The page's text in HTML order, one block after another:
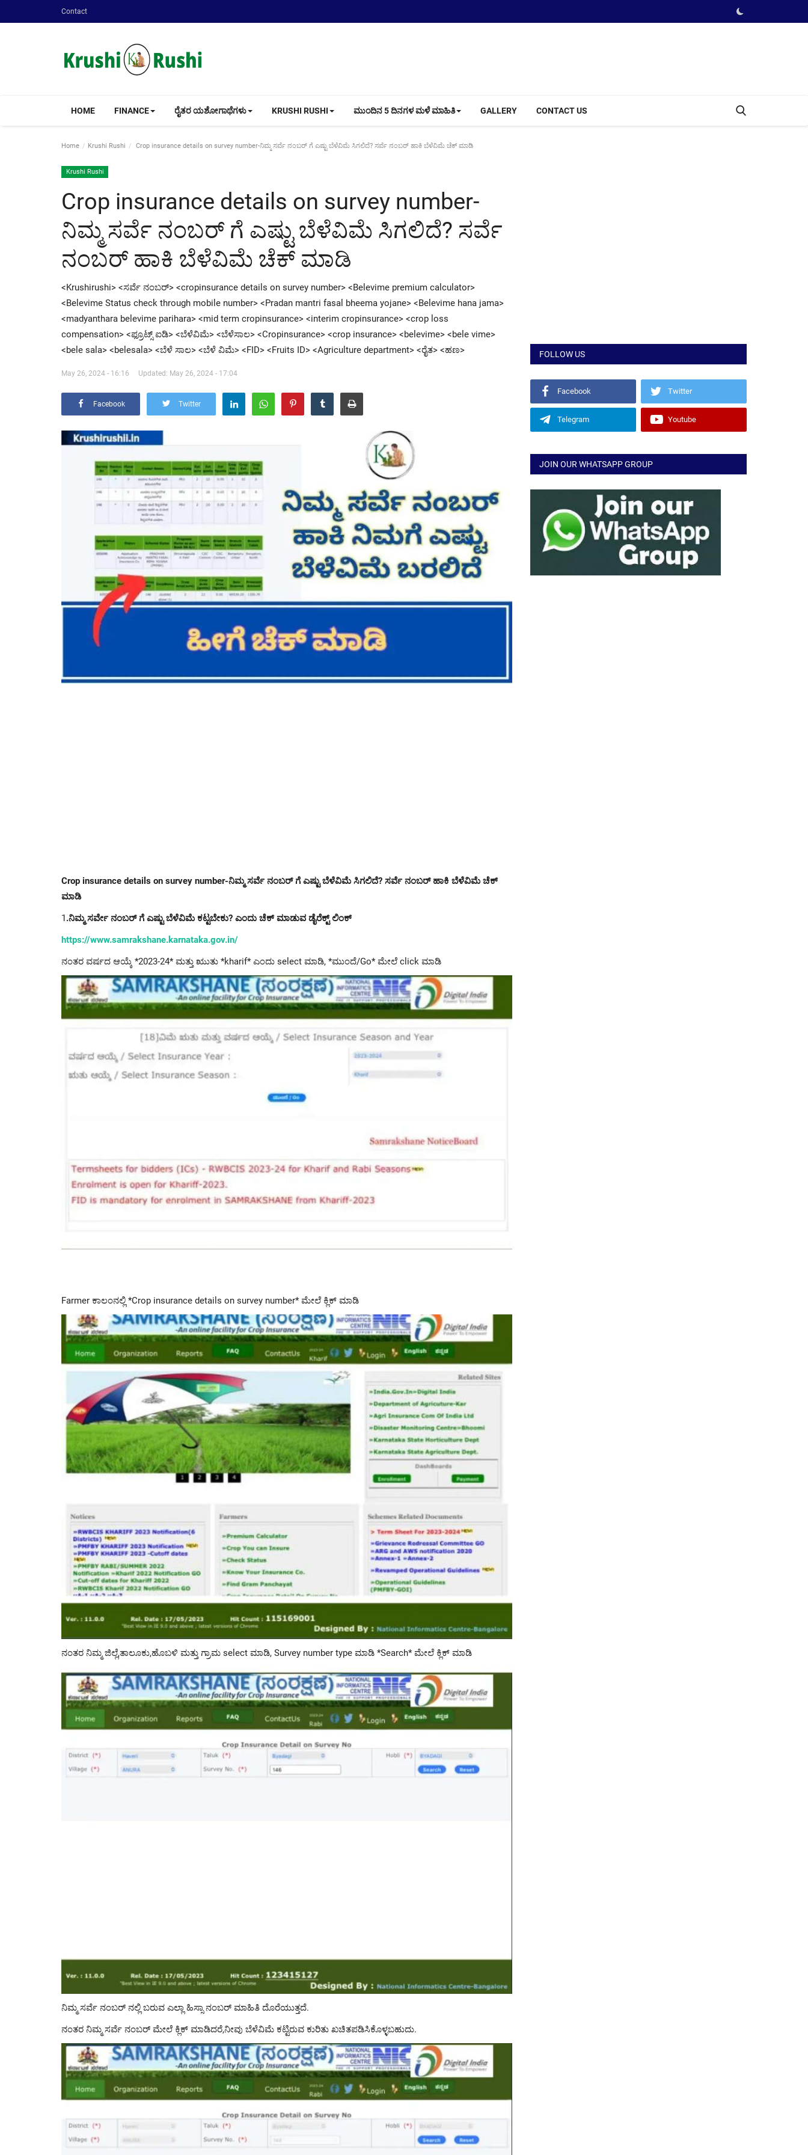
Contact
HOME FINANCE ರೈತರ ಯಶೋಗಾಥೆಗಳು KRUSHI RUSHI ಮುಂದಿನ 5 ದಿನಗಳ ಮಳೆ ಮಾಹಿತಿ GALLERY CONTACT US
Home Krushi Rushi Crop insurance details on survey number-ನಿಮ್ಮ ಸರ್ವೆ ನಂಬರ್ ಗೆ ಎಷ್ಟು ಬೆಳೆವಿಮೆ ಸಿಗಲಿದೆ? ಸರ್ವೆ ನಂಬರ್ ಹಾಕಿ ಬೆಳೆವಿಮೆ ಚೆಕ್ ಮಾಡಿ
Krushi Rushi
Crop insurance details on survey number-
ನಿಮ್ಮ ಸರ್ವೆ ನಂಬರ್ ಗೆ ಎಷ್ಟು ಬೆಳೆವಿಮೆ ಸಿಗಲಿದೆ? ಸರ್ವೆ
ನಂಬರ್ ಹಾಕಿ ಬೆಳೆವಿಮೆ ಚೆಕ್ ಮಾಡಿ
<Krushirushi> <ಸರ್ವೆ ನಂಬರ್> <cropinsurance details on survey number> <Belevime premium calculator>
<Belevime Status check through mobile number> <Pradan mantri fasal bheema yojane> <Belevime hana jama>
<madyanthara belevime parihara> <mid term cropinsurance> <interim cropinsurance> <crop loss
compensation> <ಫ್ರೂಟ್ಸ್ ಐಡಿ> <ಬೆಳೆವಿಮೆ> <ಬೆಳೆಸಾಲ> <Cropinsurance> <crop insurance> <belevime> <bele vime>
<bele sala> <belesala> <ಬೆಳೆ ಸಾಲ> <ಬೆಳೆ ವಿಮೆ> <FID> <Fruits ID> <Agriculture department> <ರೈತ> <ಹಣ>
May 26, 2024 - 16:16 Updated: May 26, 2024 - 17:04
Facebook Twitter
Crop insurance details on survey number-ನಿಮ್ಮ ಸರ್ವೆ ನಂಬರ್ ಗೆ ಎಷ್ಟು ಬೆಳೆವಿಮೆ ಸಿಗಲಿದೆ? ಸರ್ವೆ ನಂಬರ್ ಹಾಕಿ ಬೆಳೆವಿಮೆ ಚೆಕ್
ಮಾಡಿ
1 .ನಿಮ್ಮ ಸರ್ವೇ ನಂಬರ್ ಗೆ ಎಷ್ಟು ಬೆಳೆವಿಮೆ ಕಟ್ಟಬೇಕು? ಎಂದು ಚೆಕ್ ಮಾಡುವ ಡೈರೆಕ್ಟ್ ಲಿಂಕ್
https://www.samrakshane.karnataka.gov.in/
ನಂತರ ವರ್ಷದ ಆಯ್ಕೆ *2023-24* ಮತ್ತು ಋುತು *kharif* ಎಂದು select ಮಾಡಿ, *ಮುಂದೆ/Go* ಮೇಲೆ click ಮಾಡಿ
Farmer ಕಾಲಂನಲ್ಲಿ *Crop insurance details on survey number* ಮೇಲೆ ಕ್ಲಿಕ್ ಮಾಡಿ
ನಂತರ ನಿಮ್ಮ ಜಿಲ್ಲೆ,ತಾಲೂಕು,ಹೊಬಳಿ ಮತ್ತು ಗ್ರಾಮ select ಮಾಡಿ, Survey number type ಮಾಡಿ *Search* ಮೇಲೆ ಕ್ಲಿಕ್ ಮಾಡಿ
ನಿಮ್ಮ ಸರ್ವೆ ನಂಬರ್ ನಲ್ಲಿ ಬರುವ ಎಲ್ಲಾ ಹಿಸ್ಸಾ ನಂಬರ್ ಮಾಹಿತಿ ದೊರೆಯುತ್ತದೆ.
ನಂತರ ನಿಮ್ಮ ಸರ್ವೆ ನಂಬರ್ ಮೇಲೆ ಕ್ಲಿಕ್ ಮಾಡಿದರೆ,ನೀವು ಬೆಳೆವಿಮೆ ಕಟ್ಟಿರುವ ಕುರಿತು ಖಚಿತಪಡಿಸಿಕೊಳ್ಳಬಹುದು.
FOLLOW US
Facebook Twitter
Telegram Youtube
JOIN OUR WHATSAPP GROUP